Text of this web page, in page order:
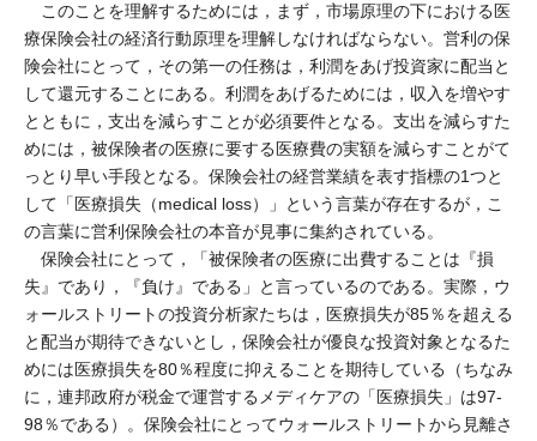
このことを理解するためには，まず，市場原理の下における医
療保険会社の経済行動原理を理解しなければならない。営利の保
険会社にとって，その第一の任務は，利潤をあげ投資家に配当と
して還元することにある。利潤をあげるためには，収入を増やす
とともに，支出を減らすことが必須要件となる。支出を減らすた
めには，被保険者の医療に要する医療費の実額を減らすことがて
っとり早い手段となる。保険会社の経営業績を表す指標の1つと
して「医療損失（medical loss）」という言葉が存在するが，こ
の言葉に営利保険会社の本音が見事に集約されている。
保険会社にとって，「被保険者の医療に出費することは『損
失』であり，『負け』である」と言っているのである。実際，ウ
ォールストリートの投資分析家たちは，医療損失が85％を超える
と配当が期待できないとし，保険会社が優良な投資対象となるた
めには医療損失を80％程度に抑えることを期待している（ちなみ
に，連邦政府が税金で運営するメディケアの「医療損失」は97-
98％である）。保険会社にとってウォールストリートから見離さ